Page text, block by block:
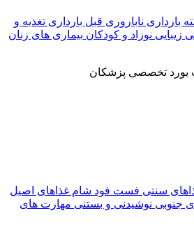
بارداری ناباروری قبل بارداری تغذیه و
زیبایی نوزاد و کودکان بیماری های زنان
بورد تخصصی پزشکان
سنتی فست فود شام غذاهای اصیل
جنوبی نوشیدنی و بستنی مهارت های